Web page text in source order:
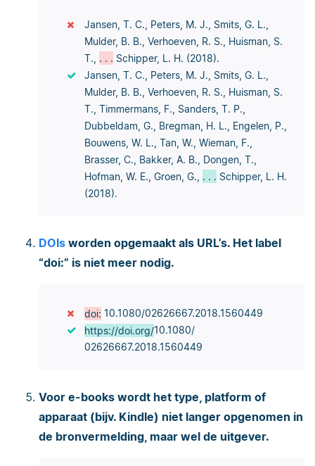
Jansen, T. C., Peters, M. J., Smits, G. L.,
Mulder, B. B., Verhoeven, R. S., Huisman, S.
T., . . . Schipper, L. H. (2018).
Jansen, T. C., Peters, M. J., Smits, G. L.,
Mulder, B. B., Verhoeven, R. S., Huisman, S.
T., Timmermans, F., Sanders, T. P.,
Dubbeldam, G., Bregman, H. L., Engelen, P.,
Bouwens, W. L., Tan, W., Wieman, F.,
Brasser, C., Bakker, A. B., Dongen, T.,
Hofman, W. E., Groen, G., . . . Schipper, L. H.
(2018).
DOIs worden opgemaakt als URL’s. Het label
“doi:” is niet meer nodig.
doi: 10.1080/02626667.2018.1560449
https://doi.org/10.1080/​
02626667.2018.1560449
Voor e-books wordt het type, platform of
apparaat (bijv. Kindle) niet langer opgenomen in
de bronvermelding, maar wel de uitgever.